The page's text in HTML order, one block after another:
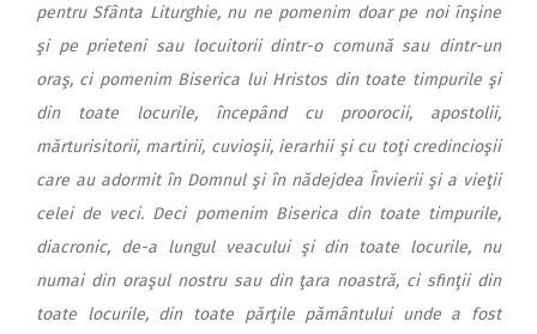
pentru Sfânta Liturghie, nu ne pomenim doar pe noi înşine
şi pe prieteni sau locuitorii dintr-o comună sau dintr-un
oraş, ci pomenim Biserica lui Hristos din toate timpurile şi
din toate locurile, începând cu proorocii, apostolii,
mărturisitorii, martirii, cuvioşii, ierarhii şi cu toţi credincioşii
care au adormit în Domnul şi în nădejdea Învierii şi a vieţii
celei de veci. Deci pomenim Biserica din toate timpurile,
diacronic, de-a lungul veacului şi din toate locurile, nu
numai din oraşul nostru sau din ţara noastră, ci sfinţii din
toate locurile, din toate părţile pământului unde a fost